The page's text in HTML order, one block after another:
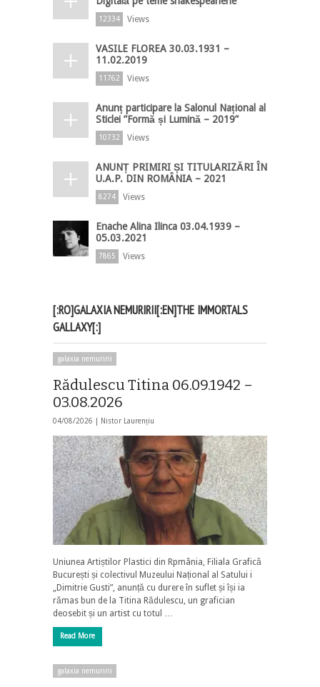
12334 Views
VASILE FLOREA 30.03.1931 –
11.02.2019
11762 Views
Anunț participare la Salonul Național al
Sticlei ”Formă și Lumină – 2019”
10732 Views
ANUNȚ PRIMIRI ȘI TITULARIZĂRI ÎN
U.A.P. DIN ROMÂNIA – 2021
8274 Views
Enache Alina Ilinca 03.04.1939 –
05.03.2021
7865 Views
[:RO]GALAXIA NEMURIRII[:EN]THE IMMORTALS
GALLAXY[:]
galaxia nemuririi
Rădulescu Titina 06.09.1942 –
03.08.2026
04/08/2026 | Nistor Laurențiu
Uniunea Artiștilor Plastici din Rpmânia, Filiala Grafică
București și colectivul Muzeului Național al Satului i
„Dimitrie Gusti”, anunță cu durere în suflet și își ia
rămas bun de la Titina Rădulescu, un grafician
deosebit și un artist cu totul …
Read More
galaxia nemuririi